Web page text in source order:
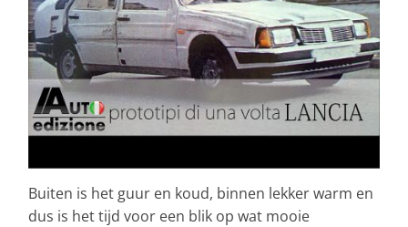
Buiten is het guur en koud, binnen lekker warm en
dus is het tijd voor een blik op wat mooie